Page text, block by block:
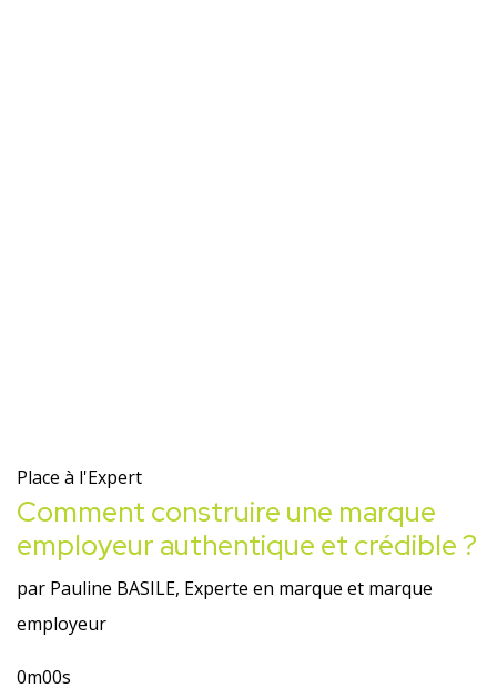
Place à l'Expert
Comment construire une marque
employeur authentique et crédible ?
par Pauline BASILE, Experte en marque et marque
employeur
0m00s